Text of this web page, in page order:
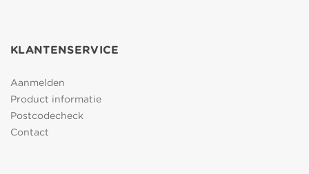
KLANTENSERVICE
Aanmelden
Product informatie
Postcodecheck
Contact